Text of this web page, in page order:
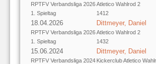
RPTFV Verbandsliga 2026
1. Spieltag
Atletico Wahlrod 2
1412
18.04.2026
RPTFV Verbandsliga 2026
1. Spieltag
Dittmeyer, Daniel
Atletico Wahlrod 2
1432
15.06.2024
RPTFV Verbandsliga 2024
Dittmeyer, Daniel
Kickerclub Atletico